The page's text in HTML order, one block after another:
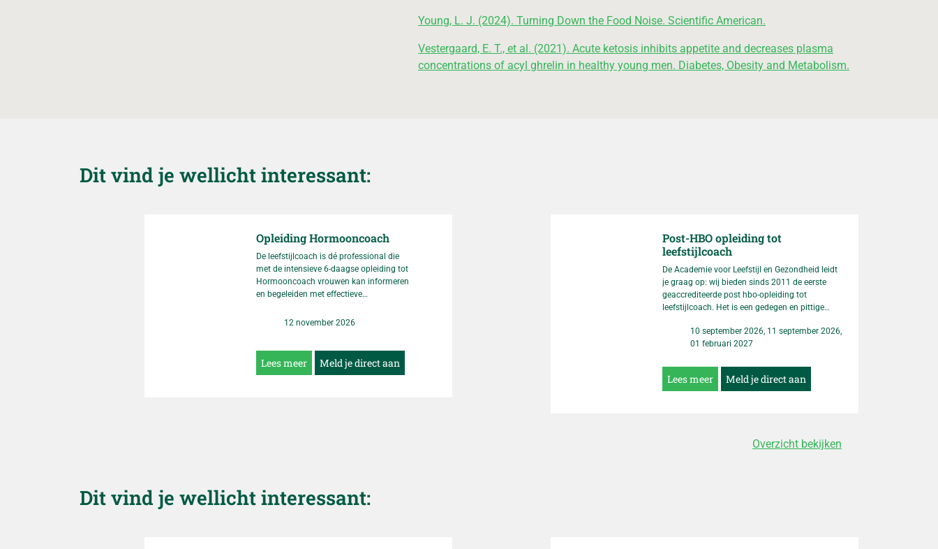
Young, L. J. (2024). Turning Down the Food Noise. Scientific American.
Vestergaard, E. T., et al. (2021). Acute ketosis inhibits appetite and decreases plasma
concentrations of acyl ghrelin in healthy young men. Diabetes, Obesity and Metabolism.
Dit vind je wellicht interessant:
Opleiding Hormooncoach
De leefstijlcoach is dé professional die
met de intensieve 6-daagse opleiding tot
Hormooncoach vrouwen kan informeren
en begeleiden met effectieve
geaccrediteerd door de BLCN, richt zich
groeiende behoefte aan experts die
vrouwen betrouwbare en relevante
Datum12 november 2026
Lees meer Meld je direct aan
Post-HBO opleiding tot
leefstijlcoach
De Academie voor Leefstijl en Gezondheid leidt
je graag op: wij bieden sinds 2011 de eerste
geaccrediteerde post hbo-opleiding tot
leefstijlcoach. Het is een gedegen en pittige
bijvoorbeeld een introductieles te volgen om
zeker te weten dat je op je plek bent in onze
Datum10 september 2026, 11 september 2026,
01 februari 2027
Lees meer Meld je direct aan
Overzicht bekijken
Dit vind je wellicht interessant: